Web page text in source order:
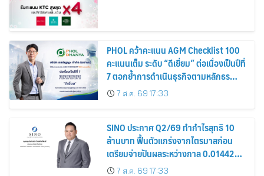
PHOL คว้าคะแนน AGM Checklist 100
คะแนนเต็ม ระดับ “ดีเยี่ยม” ต่อเนื่องเป็นปีที่
7 ตอกย้ำการดำเนินธุรกิจตามหลักธร
รมาภิบาล โปร่งใส สร้างความเชื่อมั่นผู้ถือ
หุ้น
7 ส.ค. 69 17:33
SINO ประกาศ Q2/69 ทำกำไรสุทธิ 10
ล้านบาท ฟื้นตัวแกร่งจากไตรมาสก่อน
เตรียมจ่ายปันผลระหว่างกาล 0.014423
บาทต่อหุ้น ครึ่งปีหลังมุ่งเติบโตต่อเนื่อง
7 ส.ค. 69 17:33